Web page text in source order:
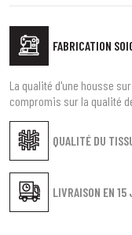
FABRICATION
QUALITÉ DU
LIVRAISON EN 15
La qualité d'une housse
compromis sur la qualité